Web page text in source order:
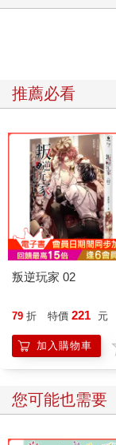
推薦必看
叛逆玩家 02
79 折 特價 221 元
加入購物車
您可能也需要